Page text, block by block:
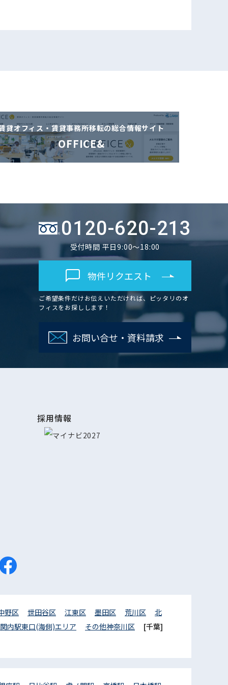
貸オフィス・賃貸事務所移転の総合情報サイト
OFFICE&
0120-620-213
受付時間 平日9:00～18:00
物件リクエスト
ご希望条件だけお伝えいただければ、ピッタリのオ
フィスをお探しします！
お問い合せ・資料請求
採用情報
野区 世田谷区 江東区 墨田区 荒川区
北
関内駅東口(海側)エリア その他神奈川区
[千葉]